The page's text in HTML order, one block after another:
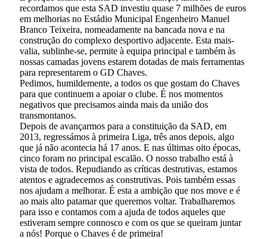
recordamos que esta SAD investiu quase 7 milhões de euros
em melhorias no Estádio Municipal Engenheiro Manuel
Branco Teixeira, nomeadamente na bancada nova e na
construção do complexo desportivo adjacente. Esta mais-
valia, sublinhe-se, permite à equipa principal e também às
nossas camadas jovens estarem dotadas de mais ferramentas
para representarem o GD Chaves.
Pedimos, humildemente, a todos os que gostam do Chaves
para que continuem a apoiar o clube. É nos momentos
negativos que precisamos ainda mais da união dos
transmontanos.
Depois de avançarmos para a constituição da SAD, em
2013, regressámos à primeira Liga, três anos depois, algo
que já não acontecia há 17 anos. E nas últimas oito épocas,
cinco foram no principal escalão. O nosso trabalho está à
vista de todos. Repudiando as críticas destrutivas, estamos
atentos e agradecemos as construtivas. Pois também essas
nos ajudam a melhorar. É esta a ambição que nos move e é
ao mais alto patamar que queremos voltar. Trabalharemos
para isso e contamos com a ajuda de todos aqueles que
estiveram sempre connosco e com os que se queiram juntar
a nós! Porque o Chaves é de primeira!